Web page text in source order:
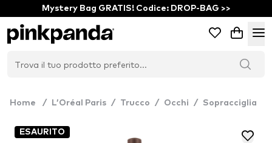
Mystery Bag GRATIS! Codice: DROP-BAG >>
Home / L’Oréal Paris / Trucco / Occhi / Sopracciglia
ESAURITO